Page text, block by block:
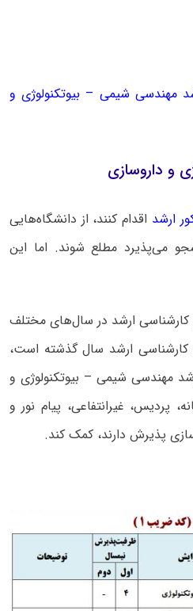
مهندسی شیمی – بیوتکنولوژی و
و داروسازی
ارشد اقدام کنند، از دانشگاه‌هایی
می‌پذیرد مطلع شوند. اما این
کارشناسی ارشد در سال‌های مختلف
کارشناسی ارشد سال گذشته است،
مهندسی شیمی – بیوتکنولوژی و
پردیس، غیرانتفاعی، پیام نور و
پذیرش دارند، کمک کند.